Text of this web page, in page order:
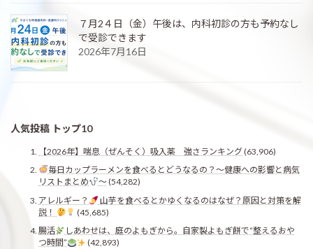
７月2４日（金）午後は、内科初診の方も予約なし
で受診できます
2026年7月16日
人気投稿 トップ10
【2026年】喘息（ぜんそく）吸入薬 強さランキング(63,906)
毎日カップラーメンを食べるとどうなるの？〜健康への影響と病気
リストまとめ
〜(54,282)
アレルギー？
山芋を食べるとかゆくなるのはなぜ？原因と対策を解
説！
(45,685)
腸活
しあわせは、庭のよもぎから。自家製よもぎ餅で“整えるおや
つ時間”
(42,893)